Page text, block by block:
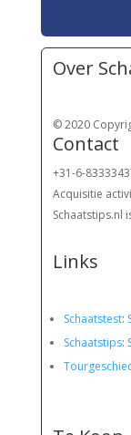
Over
© 2020
Contact
+31-6-
Acquisitie
Schaatstips.nl
Links
Schaatstest:
Schaatstips: